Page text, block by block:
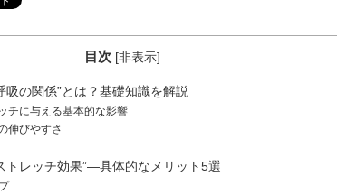
目次 [非表示]
吸の関係”とは？基礎知識を解説
チに与える基本的な影響
伸びやすさ
トレッチ効果”—具体的なメリット5選